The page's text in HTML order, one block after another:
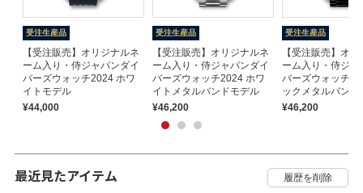
受注生産品
【受注販売】オリジナルネ
ーム入り・侍ジャパンダイ
バーズウォッチ2024 ホワ
イトモデル
¥44,000
受注生産品
【受注販売】オリジナルネ
ーム入り・侍ジャパンダイ
バーズウォッチ2024 ホワ
イトメタルバンドモデル
¥46,200
受注生産品
【受注販売】オ
ーム入り・侍ジャ
バーズウォッチ
ックメタルバンド
¥46,200
最近見たアイテム